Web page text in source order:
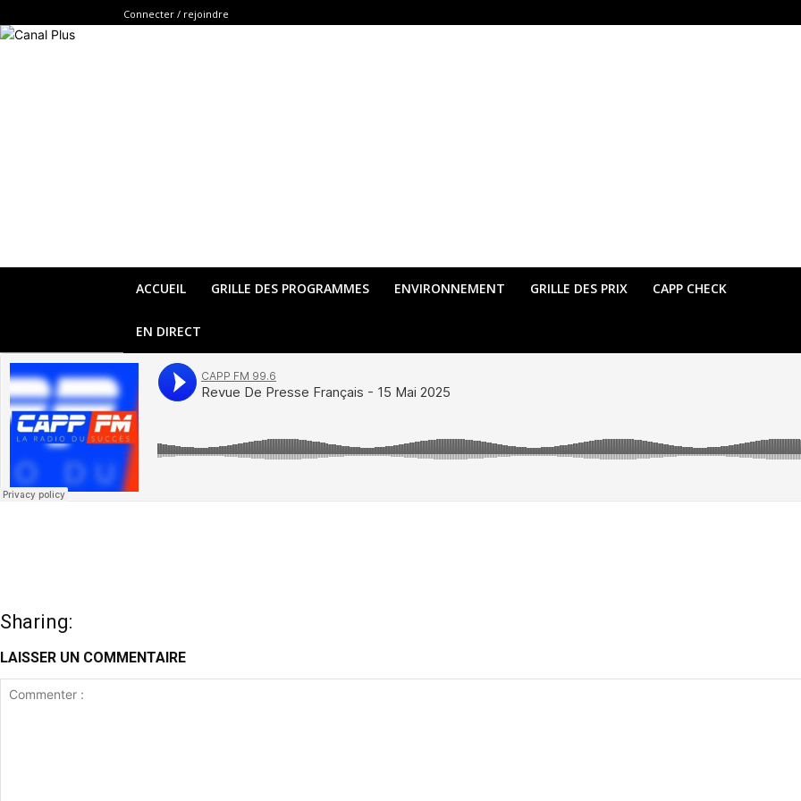
Connecter / rejoindre
ACCUEIL GRILLE DES PROGRAMMES ENVIRONNEMENT GRILLE DES PRIX CAPP CHECK
EN DIRECT
Sharing:
LAISSER UN COMMENTAIRE